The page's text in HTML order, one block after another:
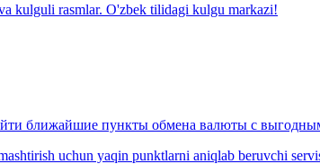
kulguli rasmlar. O'zbek tilidagi kulgu markazi!
ближайшие пункты обмена валюты с
uchun yaqin punktlarni aniqlab beruvchi